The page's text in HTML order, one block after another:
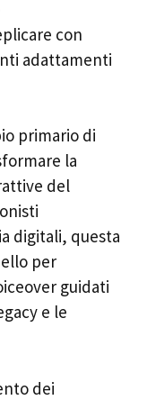
con
adattamenti
primario di
la
del
digitali, questa
per
guidati
e le
dei